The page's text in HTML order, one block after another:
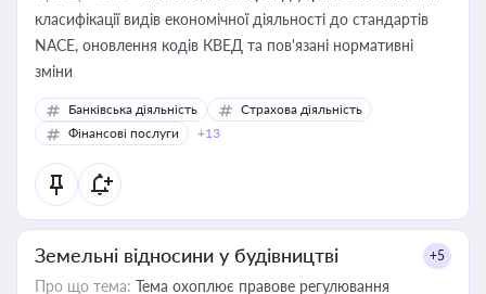
класифікації видів економічної діяльності до стандартів
NACE, оновлення кодів КВЕД та пов'язані нормативні
зміни
Банківська діяльність
Страхова діяльність
Фінансові послуги
+13
Земельні відносини у будівництві +5
Про що тема: Тема охоплює правове регулювання